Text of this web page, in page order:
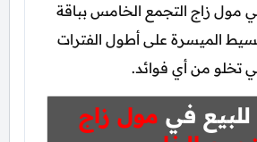
مول زاج التجمع الخامس بباقة
الميسرة على أطول الفترات
تخلو من أي فوائد.
في مول زاج